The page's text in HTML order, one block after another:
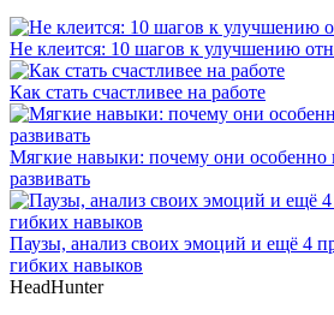
Не клеится: 10 шагов к улучшению
Как стать счастливее на работе
Мягкие навыки: почему они
развивать
Паузы, анализ своих эмоций и ещё 4
гибких навыков
HeadHunter